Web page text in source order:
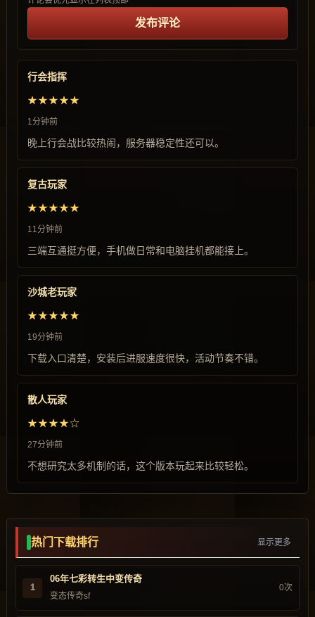
发布评论
行会指挥
★★★★★
1分钟前
晚上行会战比较热闹，服务器稳定性还可以。
复古玩家
★★★★★
11分钟前
三端互通挺方便，手机做日常和电脑挂机都能接上。
沙城老玩家
★★★★★
19分钟前
下载入口清楚，安装后进服速度很快，活动节奏不错。
散人玩家
★★★★☆
27分钟前
不想研究太多机制的话，这个版本玩起来比较轻松。
热门下载排行 显示更多
1
06年七彩转生中变传奇
变态传奇sf
0次